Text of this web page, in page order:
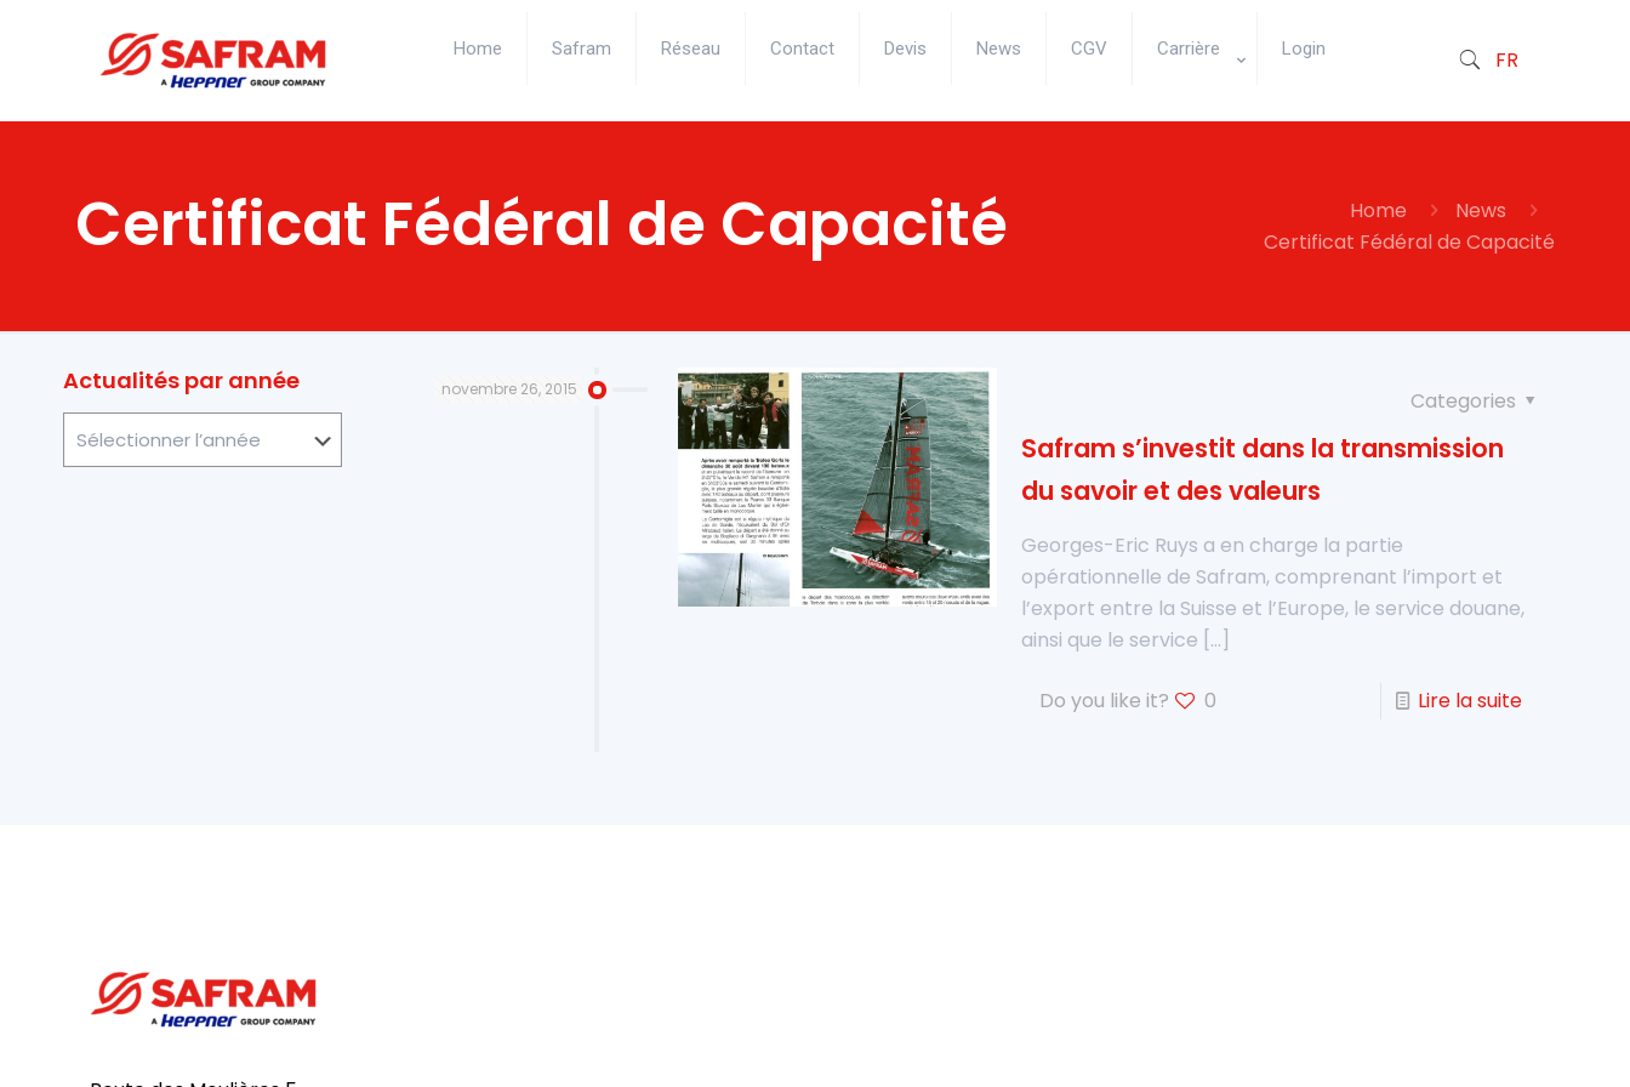
Home Safram Réseau Contact Devis News CGV Carrière Login FR
Certificat Fédéral de Capacité Home
News
Certificat Fédéral de Capacité
novembre 26, 2015 Categories
Safram s’investit dans la transmission
du savoir et des valeurs
Georges-Eric Ruys a en charge la partie
opérationnelle de Safram, comprenant l’import et
l’export entre la Suisse et l’Europe, le service douane,
ainsi que le service […]
Do you like it? 0 Lire la suite
Actualités par année